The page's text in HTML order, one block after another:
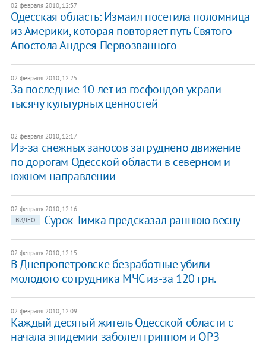
02 февраля 2010, 12:37
Одесская область: Измаил посетила поломница
из Америки, которая повторяет путь Святого
Апостола Андрея Первозванного
02 февраля 2010, 12:25
За последние 10 лет из госфондов украли
тысячу культурных ценностей
02 февраля 2010, 12:17
Из-за снежных заносов затруднено движение
по дорогам Одесской области в северном и
южном направлении
02 февраля 2010, 12:16
ВИДЕО
Сурок Тимка предсказал раннюю весну
02 февраля 2010, 12:15
В Днепропетровске безработные убили
молодого сотрудника МЧС из-за 120 грн.
02 февраля 2010, 12:09
Каждый десятый житель Одесской области с
начала эпидемии заболел гриппом и ОРЗ